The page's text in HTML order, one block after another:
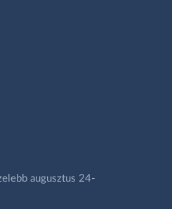
augusztus 24-